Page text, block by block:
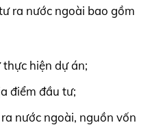
ra nước ngoài bao gồm
hiện dự án;
điểm đầu tư;
nước ngoài, nguồn vốn